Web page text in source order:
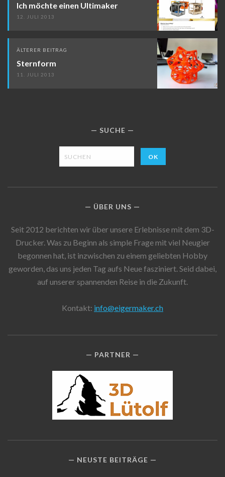
Ich möchte einen Ultimaker
12. JULI 2013
ÄLTERER BEITRAG
Sternform
11. JULI 2013
SUCHE
ÜBER UNS
Seit 2012 berichten wir über unsere Erlebnisse mit dem 3D-
Drucker. Was zu Beginn als simple Frage mit viel Neugier
begonnen hat, ist inzwischen zu einem geliebten Hobby
geworden, das uns jeden Tag aufs Neue fasziniert. Seid dabei,
auf unserer spannenden Reise in die Zukunft.
Kontakt: info@eigermaker.ch
PARTNER
NEUSTE BEITRÄGE